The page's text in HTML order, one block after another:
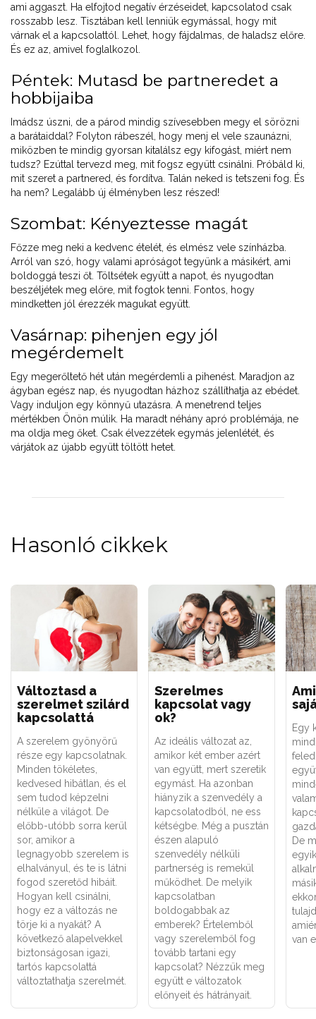
ami aggaszt. Ha elfojtod negatív érzéseidet, kapcsolatod csak
rosszabb lesz. Tisztában kell lenniük egymással, hogy mit
várnak el a kapcsolattól. Lehet, hogy fájdalmas, de haladsz előre.
És ez az, amivel foglalkozol.
Péntek: Mutasd be partneredet a
hobbijaiba
Imádsz úszni, de a párod mindig szívesebben megy el sörözni
a barátaiddal? Folyton rábeszél, hogy menj el vele szaunázni,
miközben te mindig gyorsan kitalálsz egy kifogást, miért nem
tudsz? Ezúttal tervezd meg, mit fogsz együtt csinálni. Próbáld ki,
mit szeret a partnered, és fordítva. Talán neked is tetszeni fog. És
ha nem? Legalább új élményben lesz részed!
Szombat: Kényeztesse magát
Főzze meg neki a kedvenc ételét, és elmész vele színházba.
Arról van szó, hogy valami apróságot tegyünk a másikért, ami
boldoggá teszi őt. Töltsétek együtt a napot, és nyugodtan
beszéljétek meg előre, mit fogtok tenni. Fontos, hogy
mindketten jól érezzék magukat együtt.
Vasárnap: pihenjen egy jól
megérdemelt
Egy megerőltető hét után megérdemli a pihenést. Maradjon az
ágyban egész nap, és nyugodtan házhoz szállíthatja az ebédet.
Vagy induljon egy könnyű utazásra. A menetrend teljes
mértékben Önön múlik. Ha maradt néhány apró problémája, ne
ma oldja meg őket. Csak élvezzétek egymás jelenlétét, és
várjátok az újabb együtt töltött hetet.
Hasonló cikkek
Változtasd a
szerelmet szilárd
kapcsolattá
A szerelem gyönyörű
része egy kapcsolatnak.
Minden tökéletes,
kedvesed hibátlan, és el
sem tudod képzelni
nélküle a világot. De
előbb-utóbb sorra kerül
sor, amikor a
legnagyobb szerelem is
elhalványul, és te is látni
fogod szeretőd hibáit.
Hogyan kell csinálni,
hogy ez a változás ne
törje ki a nyakát? A
következő alapelvekkel
biztonságosan igazi,
tartós kapcsolattá
változtathatja szerelmét.
Szerelmes
kapcsolat vagy
ok?
Az ideális változat az,
amikor két ember azért
van együtt, mert szeretik
egymást. Ha azonban
hiányzik a szenvedély a
kapcsolatodból, ne ess
kétségbe. Még a pusztán
észen alapuló
szenvedély nélküli
partnerség is remekül
működhet. De melyik
kapcsolatban
boldogabbak az
emberek? Értelemből
vagy szerelemből fog
tovább tartani egy
kapcsolat? Nézzük meg
együtt e változatok
előnyeit és hátrányait.
Egy
De
van